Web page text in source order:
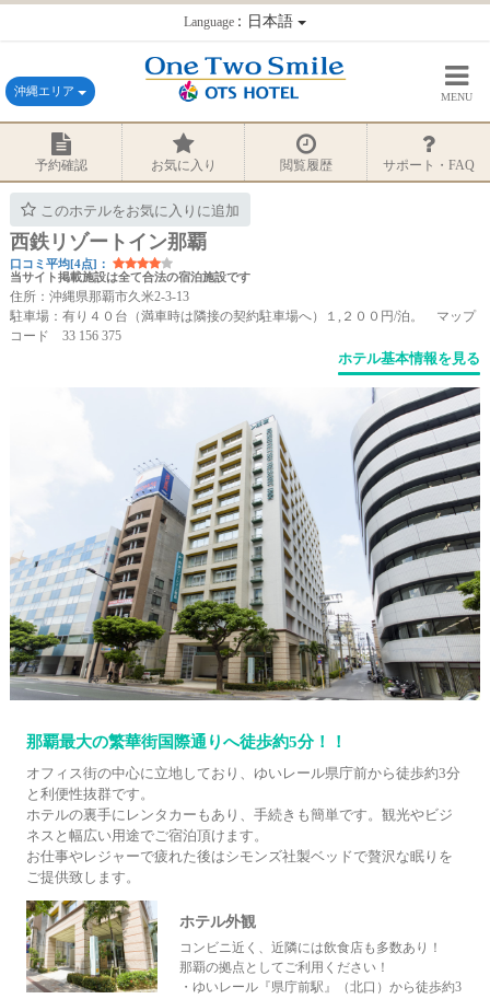
Language：日本語
沖縄エリア MENU
予約確認 お気に入り 閲覧履歴 サポート・FAQ
このホテルをお気に入りに追加
西鉄リゾートイン那覇
口コミ平均[4点]：
当サイト掲載施設は全て合法の宿泊施設です
住所：沖縄県那覇市久米2-3-13
駐車場：有り４０台（満車時は隣接の契約駐車場へ）１,２００円/泊。 マップ
コード 33 156 375
ホテル基本情報を見る
那覇最大の繁華街国際通りへ徒歩約5分！！
オフィス街の中心に立地しており、ゆいレール県庁前から徒歩約3分
と利便性抜群です。
ホテルの裏手にレンタカーもあり、手続きも簡単です。観光やビジ
ネスと幅広い用途でご宿泊頂けます。
お仕事やレジャーで疲れた後はシモンズ社製ベッドで贅沢な眠りを
ご提供致します。
ホテル外観
コンビニ近く、近隣には飲食店も多数あり！
那覇の拠点としてご利用ください！
・ゆいレール『県庁前駅』（北口）から徒歩約3